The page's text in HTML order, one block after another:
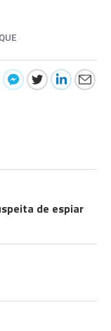
de espiar